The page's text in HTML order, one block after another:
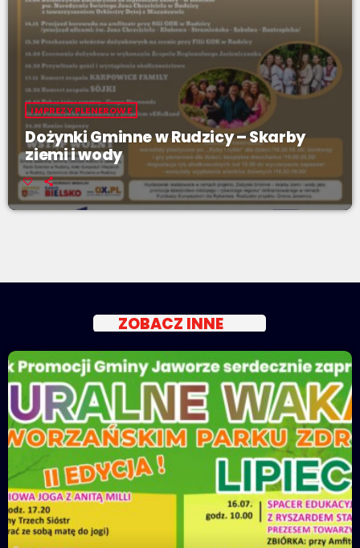
IMPREZY PLENEROWE
Dożynki Gminne w Rudzicy – Skarby
ziemi i wody
ZOBACZ INNE